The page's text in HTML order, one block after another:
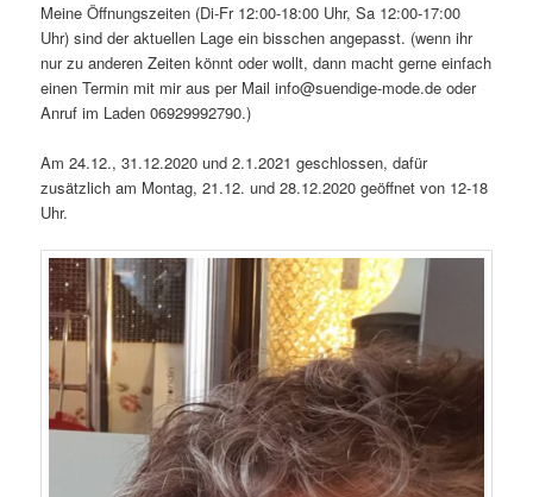
Meine Öffnungszeiten (Di-Fr 12:00-18:00 Uhr, Sa 12:00-17:00
Uhr) sind der aktuellen Lage ein bisschen angepasst. (wenn ihr
nur zu anderen Zeiten könnt oder wollt, dann macht gerne einfach
einen Termin mit mir aus per Mail info@suendige-mode.de oder
Anruf im Laden 06929992790.)
Am 24.12., 31.12.2020 und 2.1.2021 geschlossen, dafür
zusätzlich am Montag, 21.12. und 28.12.2020 geöffnet von 12-18
Uhr.